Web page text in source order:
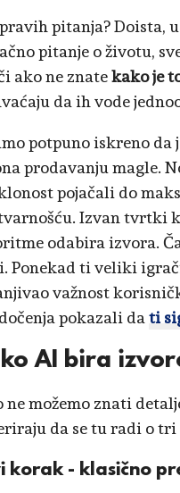
pitanja? Doista,
pitanje o životu,
ako ne znatekako je
da ih vode
potpuno iskreno
prodavanju magle.
pojačali do
Izvan tvrtki
odabira izvora.
Ponekad ti veliki
važnost
pokazali da ti
AI bira
ne možemo znati
da se tu radi o
korak - klasično